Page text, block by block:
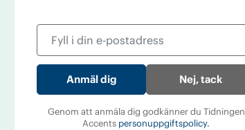
Barbro Janson Lundkvist,
In English
Nej, tack
Genom att anmäla dig godkänner du Tidningen
Accents personuppgiftspolicy.